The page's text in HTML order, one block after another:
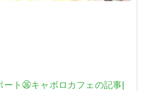
ト㊱キャボロカフェの記事|